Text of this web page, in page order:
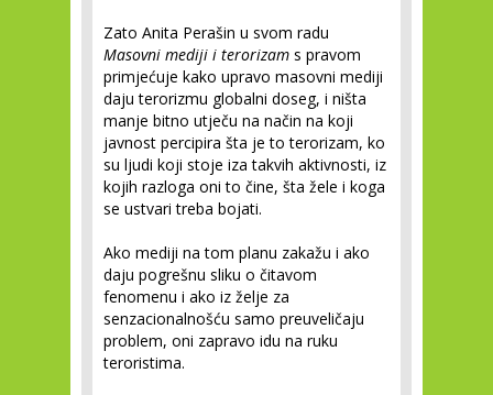
Zato Anita Perašin u svom radu
Masovni mediji i terorizam s pravom
primjećuje kako upravo masovni mediji
daju terorizmu globalni doseg, i ništa
manje bitno utječu na način na koji
javnost percipira šta je to terorizam, ko
su ljudi koji stoje iza takvih aktivnosti, iz
kojih razloga oni to čine, šta žele i koga
se ustvari treba bojati.
Ako mediji na tom planu zakažu i ako
daju pogrešnu sliku o čitavom
fenomenu i ako iz želje za
senzacionalnošću samo preuveličaju
problem, oni zapravo idu na ruku
teroristima.